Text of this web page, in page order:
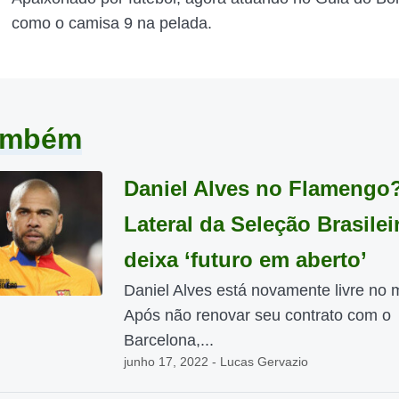
como o camisa 9 na pelada.
Daniel Alves no
Lateral da Seleção
deixa ‘futuro em aberto’
Daniel Alves está novamente livre no
Após não renovar seu contrato com o
Barcelona,...
junho 17, 2022 - Lucas Gervazio